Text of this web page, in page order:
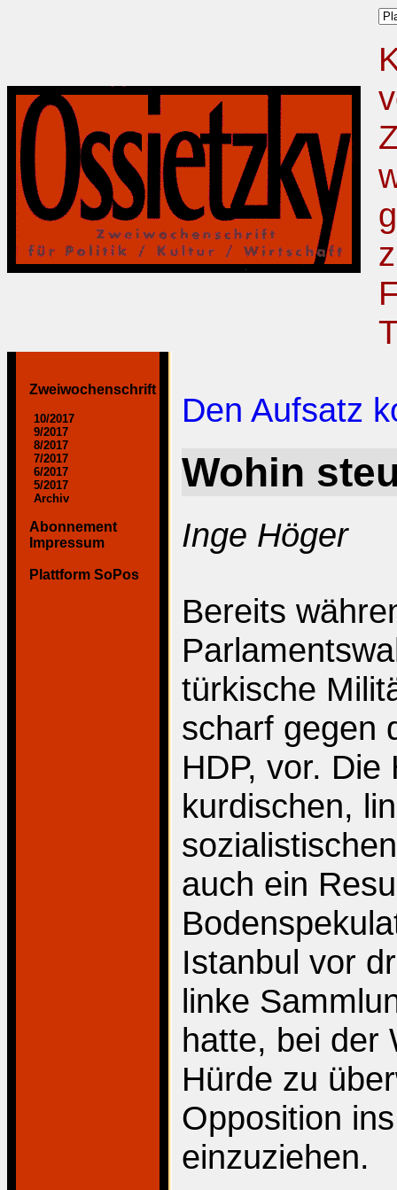
Zweiwochenschrift
10/2017
9/2017
8/2017
7/2017
6/2017
5/2017
Archiv
Abonnement
Impressum
Plattform SoPos
Den Aufsatz
Wohin
Inge Höger
Bereits
türkische
scharf gegen
HDP, vor.
kurdischen,
auch ein
Istanbul vor
linke
hatte, bei der
Hürde zu
Opposition
einzuziehen.